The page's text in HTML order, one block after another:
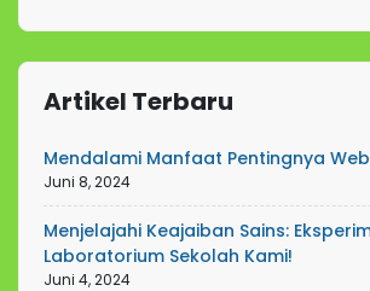
Artikel Terbaru
Mendalami Manfaat Pentingnya
Juni 8, 2024
Menjelajahi Keajaiban Sains:
Laboratorium Sekolah Kami!
Juni 4, 2024